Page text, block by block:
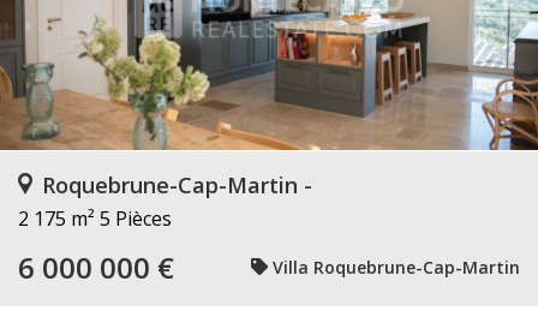
Roquebrune-Cap-Martin -
2 175 m² 5 Pièces
6 000 000 € Villa Roquebrune-Cap-Martin